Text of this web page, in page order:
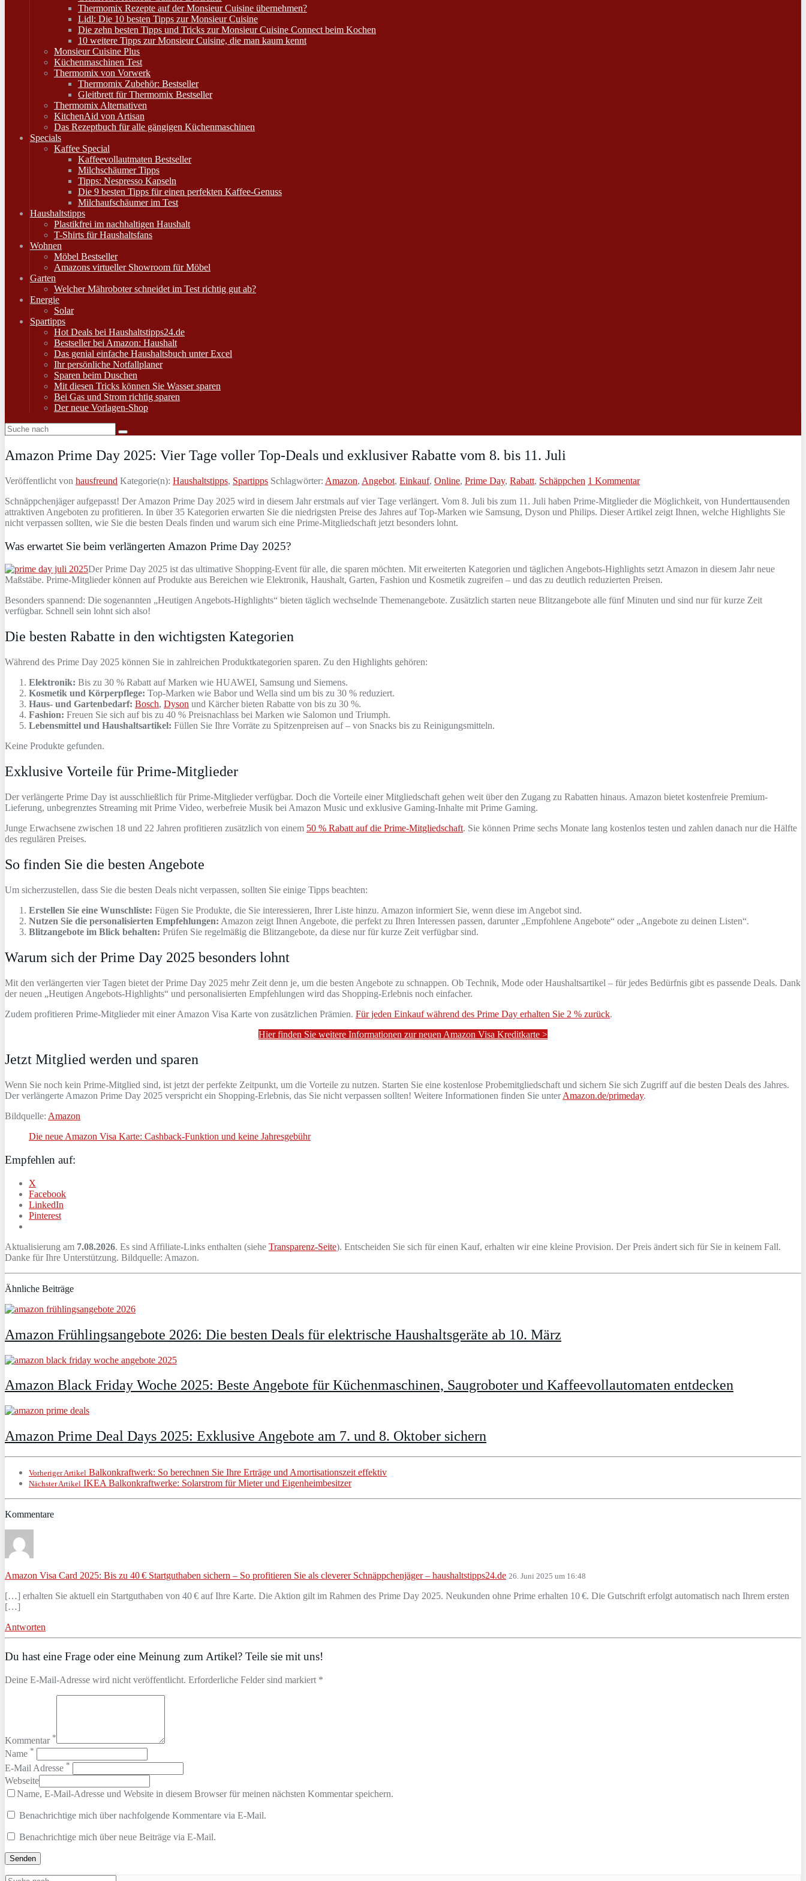
Thermomix Rezepte auf der Monsieur Cuisine übernehmen?
Lidl: Die 10 besten Tipps zur Monsieur Cuisine
Die zehn besten Tipps und Tricks zur Monsieur Cuisine Connect beim Kochen
10 weitere Tipps zur Monsieur Cuisine, die man kaum kennt
Monsieur Cuisine Plus
Küchenmaschinen Test
Thermomix von Vorwerk
Thermomix Zubehör: Bestseller
Gleitbrett für Thermomix Bestseller
Thermomix Alternativen
KitchenAid von Artisan
Das Rezeptbuch für alle gängigen Küchenmaschinen
Specials
Kaffee Special
Kaffeevollautmaten Bestseller
Milchschäumer Tipps
Tipps: Nespresso Kapseln
Die 9 besten Tipps für einen perfekten Kaffee-Genuss
Milchaufschäumer im Test
Haushaltstipps
Plastikfrei im nachhaltigen Haushalt
T-Shirts für Haushaltsfans
Wohnen
Möbel Bestseller
Amazons virtueller Showroom für Möbel
Garten
Welcher Mähroboter schneidet im Test richtig gut ab?
Energie
Solar
Spartipps
Hot Deals bei Haushaltstipps24.de
Bestseller bei Amazon: Haushalt
Das genial einfache Haushaltsbuch unter Excel
Ihr persönliche Notfallplaner
Sparen beim Duschen
Mit diesen Tricks können Sie Wasser sparen
Bei Gas und Strom richtig sparen
Der neue Vorlagen-Shop
Amazon Prime Day 2025: Vier Tage voller Top-Deals und exklusiver Rabatte vom 8. bis 11. Juli
Veröffentlicht von hausfreund Kategorie(n): Haushaltstipps, Spartipps Schlagwörter: Amazon, Angebot, Einkauf, Online, Prime Day, Rabatt, Schäppchen 1 Kommentar
Schnäppchenjäger aufgepasst! Der Amazon Prime Day 2025 wird in diesem Jahr erstmals auf vier Tage verlängert. Vom 8. Juli bis zum 11. Juli haben Prime-Mitglieder die Möglichkeit, von Hunderttausenden
attraktiven Angeboten zu profitieren. In über 35 Kategorien erwarten Sie die niedrigsten Preise des Jahres auf Top-Marken wie Samsung, Dyson und Philips. Dieser Artikel zeigt Ihnen, welche Highlights Sie
nicht verpassen sollten, wie Sie die besten Deals finden und warum sich eine Prime-Mitgliedschaft jetzt besonders lohnt.
Was erwartet Sie beim verlängerten Amazon Prime Day 2025?
Der Prime Day 2025 ist das ultimative Shopping-Event für alle, die sparen möchten. Mit erweiterten Kategorien und täglichen Angebots-Highlights setzt Amazon in diesem Jahr neue
Maßstäbe. Prime-Mitglieder können auf Produkte aus Bereichen wie Elektronik, Haushalt, Garten, Fashion und Kosmetik zugreifen – und das zu deutlich reduzierten Preisen.
Besonders spannend: Die sogenannten „Heutigen Angebots-Highlights“ bieten täglich wechselnde Themenangebote. Zusätzlich starten neue Blitzangebote alle fünf Minuten und sind nur für kurze Zeit
verfügbar. Schnell sein lohnt sich also!
Die besten Rabatte in den wichtigsten Kategorien
Während des Prime Day 2025 können Sie in zahlreichen Produktkategorien sparen. Zu den Highlights gehören:
Elektronik: Bis zu 30 % Rabatt auf Marken wie HUAWEI, Samsung und Siemens.
Kosmetik und Körperpflege: Top-Marken wie Babor und Wella sind um bis zu 30 % reduziert.
Haus- und Gartenbedarf: Bosch, Dyson und Kärcher bieten Rabatte von bis zu 30 %.
Fashion: Freuen Sie sich auf bis zu 40 % Preisnachlass bei Marken wie Salomon und Triumph.
Lebensmittel und Haushaltsartikel: Füllen Sie Ihre Vorräte zu Spitzenpreisen auf – von Snacks bis zu Reinigungsmitteln.
Keine Produkte gefunden.
Exklusive Vorteile für Prime-Mitglieder
Der verlängerte Prime Day ist ausschließlich für Prime-Mitglieder verfügbar. Doch die Vorteile einer Mitgliedschaft gehen weit über den Zugang zu Rabatten hinaus. Amazon bietet kostenfreie Premium-
Lieferung, unbegrenztes Streaming mit Prime Video, werbefreie Musik bei Amazon Music und exklusive Gaming-Inhalte mit Prime Gaming.
Junge Erwachsene zwischen 18 und 22 Jahren profitieren zusätzlich von einem 50 % Rabatt auf die Prime-Mitgliedschaft. Sie können Prime sechs Monate lang kostenlos testen und zahlen danach nur die Hälfte
des regulären Preises.
So finden Sie die besten Angebote
Um sicherzustellen, dass Sie die besten Deals nicht verpassen, sollten Sie einige Tipps beachten:
Erstellen Sie eine Wunschliste: Fügen Sie Produkte, die Sie interessieren, Ihrer Liste hinzu. Amazon informiert Sie, wenn diese im Angebot sind.
Nutzen Sie die personalisierten Empfehlungen: Amazon zeigt Ihnen Angebote, die perfekt zu Ihren Interessen passen, darunter „Empfohlene Angebote“ oder „Angebote zu deinen Listen“.
Blitzangebote im Blick behalten: Prüfen Sie regelmäßig die Blitzangebote, da diese nur für kurze Zeit verfügbar sind.
Warum sich der Prime Day 2025 besonders lohnt
Mit den verlängerten vier Tagen bietet der Prime Day 2025 mehr Zeit denn je, um die besten Angebote zu schnappen. Ob Technik, Mode oder Haushaltsartikel – für jedes Bedürfnis gibt es passende Deals. Dank
der neuen „Heutigen Angebots-Highlights“ und personalisierten Empfehlungen wird das Shopping-Erlebnis noch einfacher.
Zudem profitieren Prime-Mitglieder mit einer Amazon Visa Karte von zusätzlichen Prämien. Für jeden Einkauf während des Prime Day erhalten Sie 2 % zurück.
Hier finden Sie weitere Informationen zur neuen Amazon Visa Kreditkarte >
Jetzt Mitglied werden und sparen
Wenn Sie noch kein Prime-Mitglied sind, ist jetzt der perfekte Zeitpunkt, um die Vorteile zu nutzen. Starten Sie eine kostenlose Probemitgliedschaft und sichern Sie sich Zugriff auf die besten Deals des Jahres.
Der verlängerte Amazon Prime Day 2025 verspricht ein Shopping-Erlebnis, das Sie nicht verpassen sollten! Weitere Informationen finden Sie unterAmazon.de/primeday.
Bildquelle: Amazon
Die neue Amazon Visa Karte: Cashback-Funktion und keine Jahresgebühr
Empfehlen auf:
X
Facebook
LinkedIn
Pinterest
Aktualisierung am 7.08.2026. Es sind Affiliate-Links enthalten (siehe Transparenz-Seite). Entscheiden Sie sich für einen Kauf, erhalten wir eine kleine Provision. Der Preis ändert sich für Sie in keinem Fall.
Danke für Ihre Unterstützung. Bildquelle: Amazon.
Ähnliche Beiträge
Amazon Frühlingsangebote 2026: Die besten Deals für elektrische Haushaltsgeräte ab 10. März
Amazon Black Friday Woche 2025: Beste Angebote für Küchenmaschinen, Saugroboter und Kaffeevollautomaten entdecken
Amazon Prime Deal Days 2025: Exklusive Angebote am 7. und 8. Oktober sichern
Vorheriger Artikel Balkonkraftwerk: So berechnen Sie Ihre Erträge und Amortisationszeit effektiv
Nächster Artikel IKEA Balkonkraftwerke: Solarstrom für Mieter und Eigenheimbesitzer
Kommentare
Amazon Visa Card 2025: Bis zu 40 € Startguthaben sichern – So profitieren Sie als cleverer Schnäppchenjäger – haushaltstipps24.de 26. Juni 2025 um 16:48
[…] erhalten Sie aktuell ein Startguthaben von 40 € auf Ihre Karte. Die Aktion gilt im Rahmen des Prime Day 2025. Neukunden ohne Prime erhalten 10 €. Die Gutschrift erfolgt automatisch nach Ihrem ersten
[…]
Antworten
Du hast eine Frage oder eine Meinung zum Artikel? Teile sie mit uns!
Deine E-Mail-Adresse wird nicht veröffentlicht. Erforderliche Felder sind markiert *
Kommentar *
Name *
E-Mail Adresse *
Webseite
Name, E-Mail-Adresse und Website in diesem Browser für meinen nächsten Kommentar speichern.
Benachrichtige mich über nachfolgende Kommentare via E-Mail.
Benachrichtige mich über neue Beiträge via E-Mail.